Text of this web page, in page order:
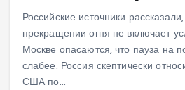
Российские источники
прекращении огня не включает
Москве опасаются, что пауза на
слабее. Россия скептически
США по…